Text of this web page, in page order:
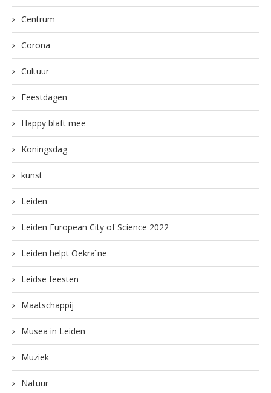
Centrum
Corona
Cultuur
Feestdagen
Happy blaft mee
Koningsdag
kunst
Leiden
Leiden European City of Science 2022
Leiden helpt Oekraïne
Leidse feesten
Maatschappij
Musea in Leiden
Muziek
Natuur